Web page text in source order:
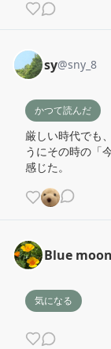
sy@sny_8
かつて読んだ
厳しい時代でも
うにその時の「
感じた。
Blue moon
気になる